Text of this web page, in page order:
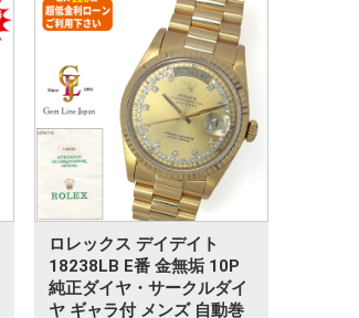
ロレックス デイデイト
18238LB E番 金無垢 10P
純正ダイヤ・サークルダイ
ヤ ギャラ付 メンズ 自動巻